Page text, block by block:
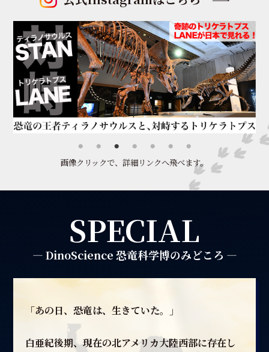
画像クリックで、詳細リンクへ飛べます。
SPECIAL
― DinoScience 恐竜科学博のみどころ ―
「あの日、恐竜は、生きていた。」
白亜紀後期、現在の北アメリカ大陸西部に存在し